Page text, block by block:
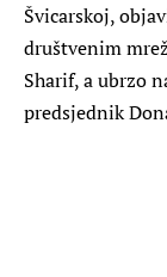
Švicarskoj,
društvenim
Sharif, a ubrzo
predsjednik